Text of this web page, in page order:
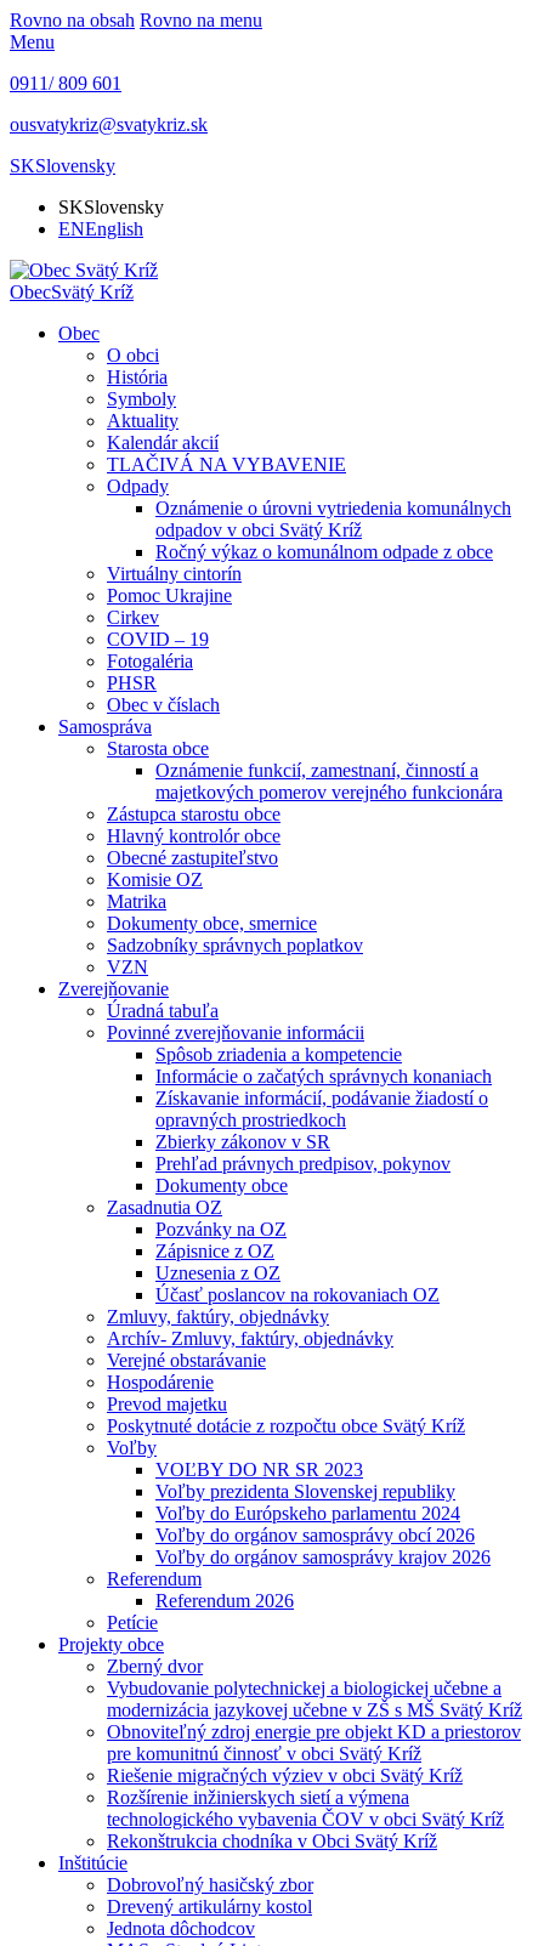
Rovno na obsah Rovno na menu
Menu
0911/ 809 601
ousvatykriz@svatykriz.sk
SKSlovensky
SKSlovensky
ENEnglish
ObecSvätý Kríž
Obec
O obci
História
Symboly
Aktuality
Kalendár akcií
TLAČIVÁ NA VYBAVENIE
Odpady
Oznámenie o úrovni vytriedenia komunálnych
odpadov v obci Svätý Kríž
Ročný výkaz o komunálnom odpade z obce
Virtuálny cintorín
Pomoc Ukrajine
Cirkev
COVID – 19
Fotogaléria
PHSR
Obec v číslach
Samospráva
Starosta obce
Oznámenie funkcií, zamestnaní, činností a
majetkových pomerov verejného funkcionára
Zástupca starostu obce
Hlavný kontrolór obce
Obecné zastupiteľstvo
Komisie OZ
Matrika
Dokumenty obce, smernice
Sadzobníky správnych poplatkov
VZN
Zverejňovanie
Úradná tabuľa
Povinné zverejňovanie informácii
Spôsob zriadenia a kompetencie
Informácie o začatých správnych konaniach
Získavanie informácií, podávanie žiadostí o
opravných prostriedkoch
Zbierky zákonov v SR
Prehľad právnych predpisov, pokynov
Dokumenty obce
Zasadnutia OZ
Pozvánky na OZ
Zápisnice z OZ
Uznesenia z OZ
Účasť poslancov na rokovaniach OZ
Zmluvy, faktúry, objednávky
Archív- Zmluvy, faktúry, objednávky
Verejné obstarávanie
Hospodárenie
Prevod majetku
Poskytnuté dotácie z rozpočtu obce Svätý Kríž
Voľby
VOĽBY DO NR SR 2023
Voľby prezidenta Slovenskej republiky
Voľby do Európskeho parlamentu 2024
Voľby do orgánov samosprávy obcí 2026
Voľby do orgánov samosprávy krajov 2026
Referendum
Referendum 2026
Petície
Projekty obce
Zberný dvor
Vybudovanie polytechnickej a biologickej učebne a
modernizácia jazykovej učebne v ZŠ s MŠ Svätý Kríž
Obnoviteľný zdroj energie pre objekt KD a priestorov
pre komunitnú činnosť v obci Svätý Kríž
Riešenie migračných výziev v obci Svätý Kríž
Rozšírenie inžinierskych sietí a výmena
technologického vybavenia ČOV v obci Svätý Kríž
Rekonštrukcia chodníka v Obci Svätý Kríž
Inštitúcie
Dobrovoľný hasičský zbor
Drevený artikulárny kostol
Jednota dôchodcov